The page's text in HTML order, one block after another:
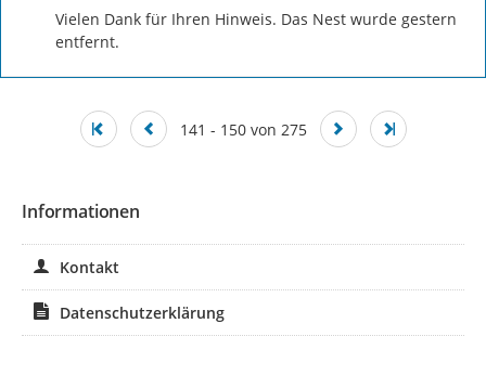
Vielen Dank für Ihren Hinweis. Das Nest wurde gestern
entfernt.
141 - 150 von 275
Informationen
Kontakt
Datenschutzerklärung